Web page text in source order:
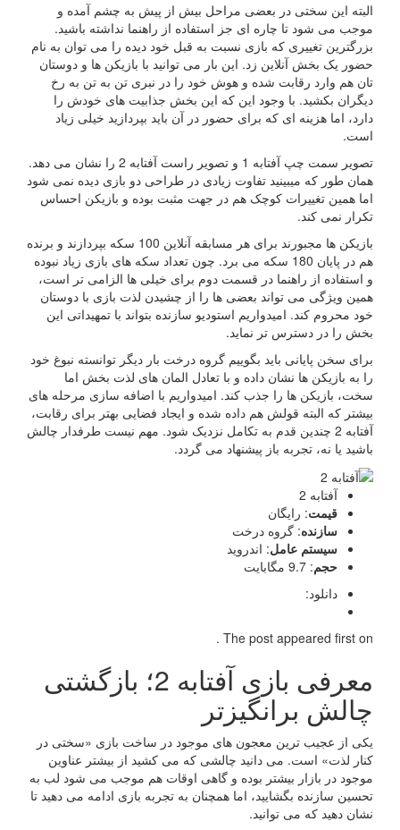
البته این سختی در بعضی مراحل بیش از پیش به چشم آمده و
موجب می شود تا چاره ای جز استفاده از راهنما نداشته باشید.
بزرگترین تغییری که بازی نسبت به قبل خود دیده را می توان به نام
حضور یک بخش آنلاین زد. این بار می توانید با بازیکن ها و دوستان
تان هم وارد رقابت شده و هوش خود را در نبری تن به تن به رخ
دیگران بکشید. با وجود این که این بخش جذابیت های خودش را
دارد، اما هزینه ای که برای حضور در آن باید بپردازید خیلی زیاد
است.
تصویر سمت چپ آفتابه 1 و تصویر راست آفتابه 2 را نشان می دهد.
همان طور که میبینید تفاوت زیادی در طراحی دو بازی دیده نمی شود
اما همین تغییرات کوچک هم در جهت مثبت بوده و بازیکن احساس
تکرار نمی کند.
بازیکن ها مجبورند برای هر مسابقه آنلاین 100 سکه بپردازند و برنده
هم در پایان 180 سکه می برد. چون تعداد سکه های بازی زیاد نبوده
و استفاده از راهنما در قسمت دوم برای خیلی ها الزامی تر است،
همین ویژگی می تواند بعضی ها را از چشیدن لذت بازی با دوستان
خود محروم کند. امیدواریم استودیو سازنده بتواند با تمهیداتی این
بخش را در دسترس تر نماید.
برای سخن پایانی باید بگوییم گروه درخت بار دیگر توانسته نبوغ خود
را به بازیکن ها نشان داده و با تعادل المان های لذت بخش اما
سخت، بازیکن ها را جذب کند. امیدواریم با اضافه سازی مرحله های
بیشتر که البته قولش هم داده شده و ایجاد فضایی بهتر برای رقابت،
آفتابه 2 چندین قدم به تکامل نزدیک شود. مهم نیست طرفدار چالش
باشید یا نه، تجربه باز پیشنهاد می گردد.
آفتابه 2
قیمت: رایگان
سازنده: گروه درخت
سیستم عامل: اندروید
حجم: 9.7 مگابایت
دانلود:
The post appeared first on .
معرفی بازی آفتابه 2؛ بازگشتی
چالش برانگیزتر
یکی از عجیب ترین معجون های موجود در ساخت بازی «سختی در
کنار لذت» است. می دانید چالشی که می کشید از بیشتر عناوین
موجود در بازار بیشتر بوده و گاهی اوقات هم موجب می شود لب به
تحسین سازنده بگشایید، اما همچنان به تجربه بازی ادامه می دهید تا
نشان دهید که می توانید.